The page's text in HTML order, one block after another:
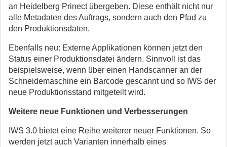
an Heidelberg Prinect übergeben. Diese enthält nicht nur
alle Metadaten des Auftrags, sondern auch den Pfad zu
den Produktionsdaten.
Ebenfalls neu: Externe Applikationen können jetzt den
Status einer Produktionsdatei ändern. Sinnvoll ist das
beispielsweise, wenn über einen Handscanner an der
Schneidemaschine ein Barcode gescannt und so IWS der
neue Produktionsstand mitgeteilt wird.
Weitere neue Funktionen und Verbesserungen
IWS 3.0 bietet eine Reihe weiterer neuer Funktionen. So
werden jetzt auch Varianten innerhalb eines